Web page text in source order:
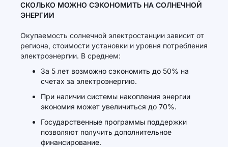
СКОЛЬКО МОЖНО СЭКОНОМИТЬ НА СОЛНЕЧНОЙ
ЭНЕРГИИ
Окупаемость солнечной электростанции зависит от
региона, стоимости установки и уровня потребления
электроэнергии. В среднем:
За 5 лет возможно сэкономить до 50% на
счетах за электроэнергию.
При наличии системы накопления энергии
экономия может увеличиться до 70%.
Государственные программы поддержки
позволяют получить дополнительное
финансирование.